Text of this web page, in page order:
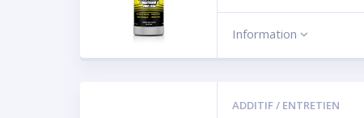
Information
ADDITIF / ENTRETIEN